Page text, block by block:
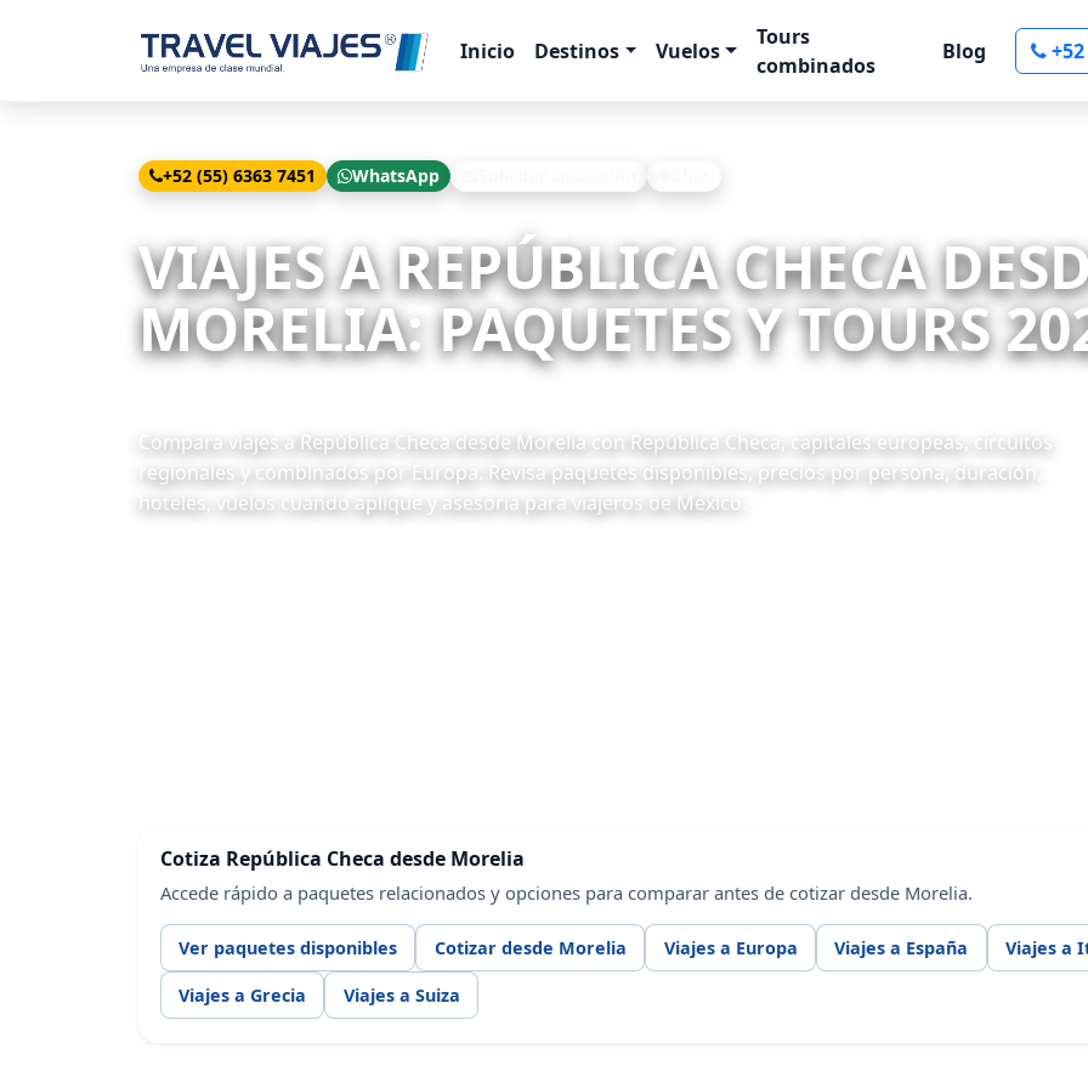
Inicio Destinos Vuelos
Tours
combinados
Blog
+52 (55) 6363 7451 WhatsApp
VIAJES A REPÚBLICA CHECA
MORELIA: PAQUETES Y TOURS
Compara viajes a República Checa desde Morelia con República Checa, capitales europeas, circuitos
regionales y combinados por Europa. Revisa paquetes disponibles, precios por persona, duración,
hoteles, vuelos cuando aplique y asesoría para viajeros de México.
Cotiza República Checa desde Morelia
Accede rápido a paquetes relacionados y opciones para comparar antes de cotizar desde Morelia.
Ver paquetes disponibles Cotizar desde Morelia Viajes a Europa Viajes a España Viajes a
Viajes a Grecia Viajes a Suiza